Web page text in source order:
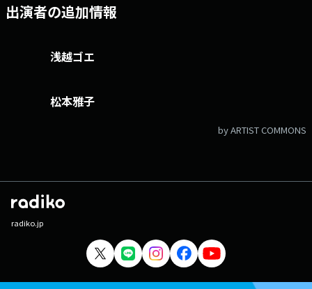
出演者の追加情報
浅越ゴエ
松本雅子
by ARTIST COMMONS
radiko.jp